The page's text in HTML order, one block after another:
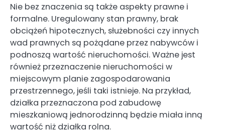
Nie bez znaczenia są także aspekty prawne i
formalne. Uregulowany stan prawny, brak
obciążeń hipotecznych, służebności czy innych
wad prawnych są pożądane przez nabywców i
podnoszą wartość nieruchomości. Ważne jest
również przeznaczenie nieruchomości w
miejscowym planie zagospodarowania
przestrzennego, jeśli taki istnieje. Na przykład,
działka przeznaczona pod zabudowę
mieszkaniową jednorodzinną będzie miała inną
wartość niż działka rolna.